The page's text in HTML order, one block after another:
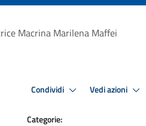
Macrina Marilena Maffei
Condividi Vedi azioni
Categorie: